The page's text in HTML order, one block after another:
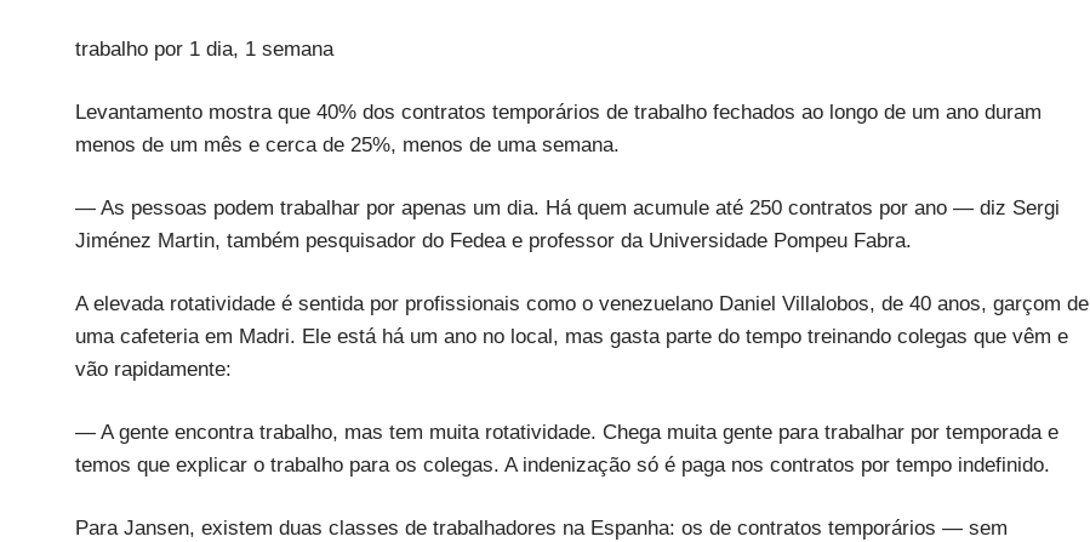
trabalho por 1 dia, 1 semana
Levantamento mostra que 40% dos contratos temporários de trabalho fechados ao longo de um ano duram
menos de um mês e cerca de 25%, menos de uma semana.
— As pessoas podem trabalhar por apenas um dia. Há quem acumule até 250 contratos por ano — diz Sergi
Jiménez Martin, também pesquisador do Fedea e professor da Universidade Pompeu Fabra.
A elevada rotatividade é sentida por profissionais como o venezuelano Daniel Villalobos, de 40 anos, garçom de
uma cafeteria em Madri. Ele está há um ano no local, mas gasta parte do tempo treinando colegas que vêm e
vão rapidamente:
— A gente encontra trabalho, mas tem muita rotatividade. Chega muita gente para trabalhar por temporada e
temos que explicar o trabalho para os colegas. A indenização só é paga nos contratos por tempo indefinido.
Para Jansen, existem duas classes de trabalhadores na Espanha: os de contratos temporários — sem